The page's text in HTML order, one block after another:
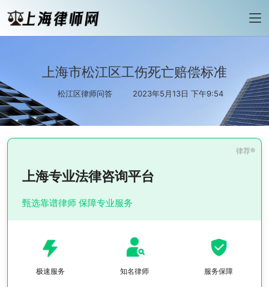
上海市松江区工伤死亡赔偿标准
松江区律师问答 2023年5月13日 下午9:54
上海专业法律咨询平台
甄选靠谱律师 保障专业服务
极速服务 知名律师 服务保障